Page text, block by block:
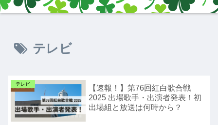
テレビ
テレビ
【速報！】第76回紅白歌合戦
2025 出場歌手・出演者発表！初
出場組と放送は何時から？